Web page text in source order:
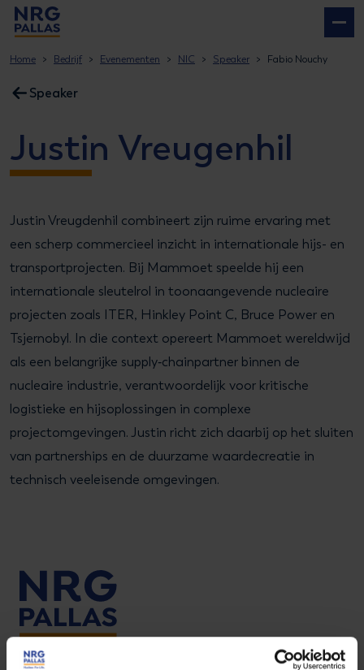
Home Bedrijf Evenementen NIC Speaker Fabio Nouchy
Speaker
Justin Vreugenhil
Justin Vreugdenhil combineert zijn ruime ervaring met
een scherp commercieel inzicht in internationale hijs- en
transportprojecten. Bij Mammoet speelde hij een
internationale sleutelrol in toonaangevende nucleaire
projecten zoals ITER, Hinkley Point C, Bruce Power en
Tsjernobyl. In die context opereert Mammoet wereldwijd
als een belangrijke supply‑chainpartner binnen de
nucleaire industrie, verantwoordelijk voor kritische
logistieke en hijsoplossingen in complexe
projectomgevingen. Justin richt zich daarbij op het sluiten
van partnerships en de duurzame waardecreatie in
technisch veeleisende omgevingen.